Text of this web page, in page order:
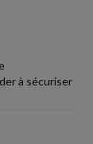
à sécuriser